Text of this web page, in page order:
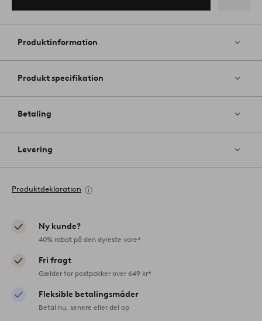
til
Produktinformation
Produkt specifikation
Betaling
Levering
Produktdeklaration
Ny kunde?
40% rabat på den dyreste vare*
Fri fragt
Gælder for postpakker over 649 kr*
Fleksible betalingsmåder
Betal nu, senere eller del op